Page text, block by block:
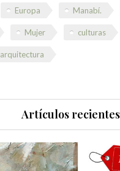
Europa Manabí.
Mujer culturas
arquitectura
Artículos recientes